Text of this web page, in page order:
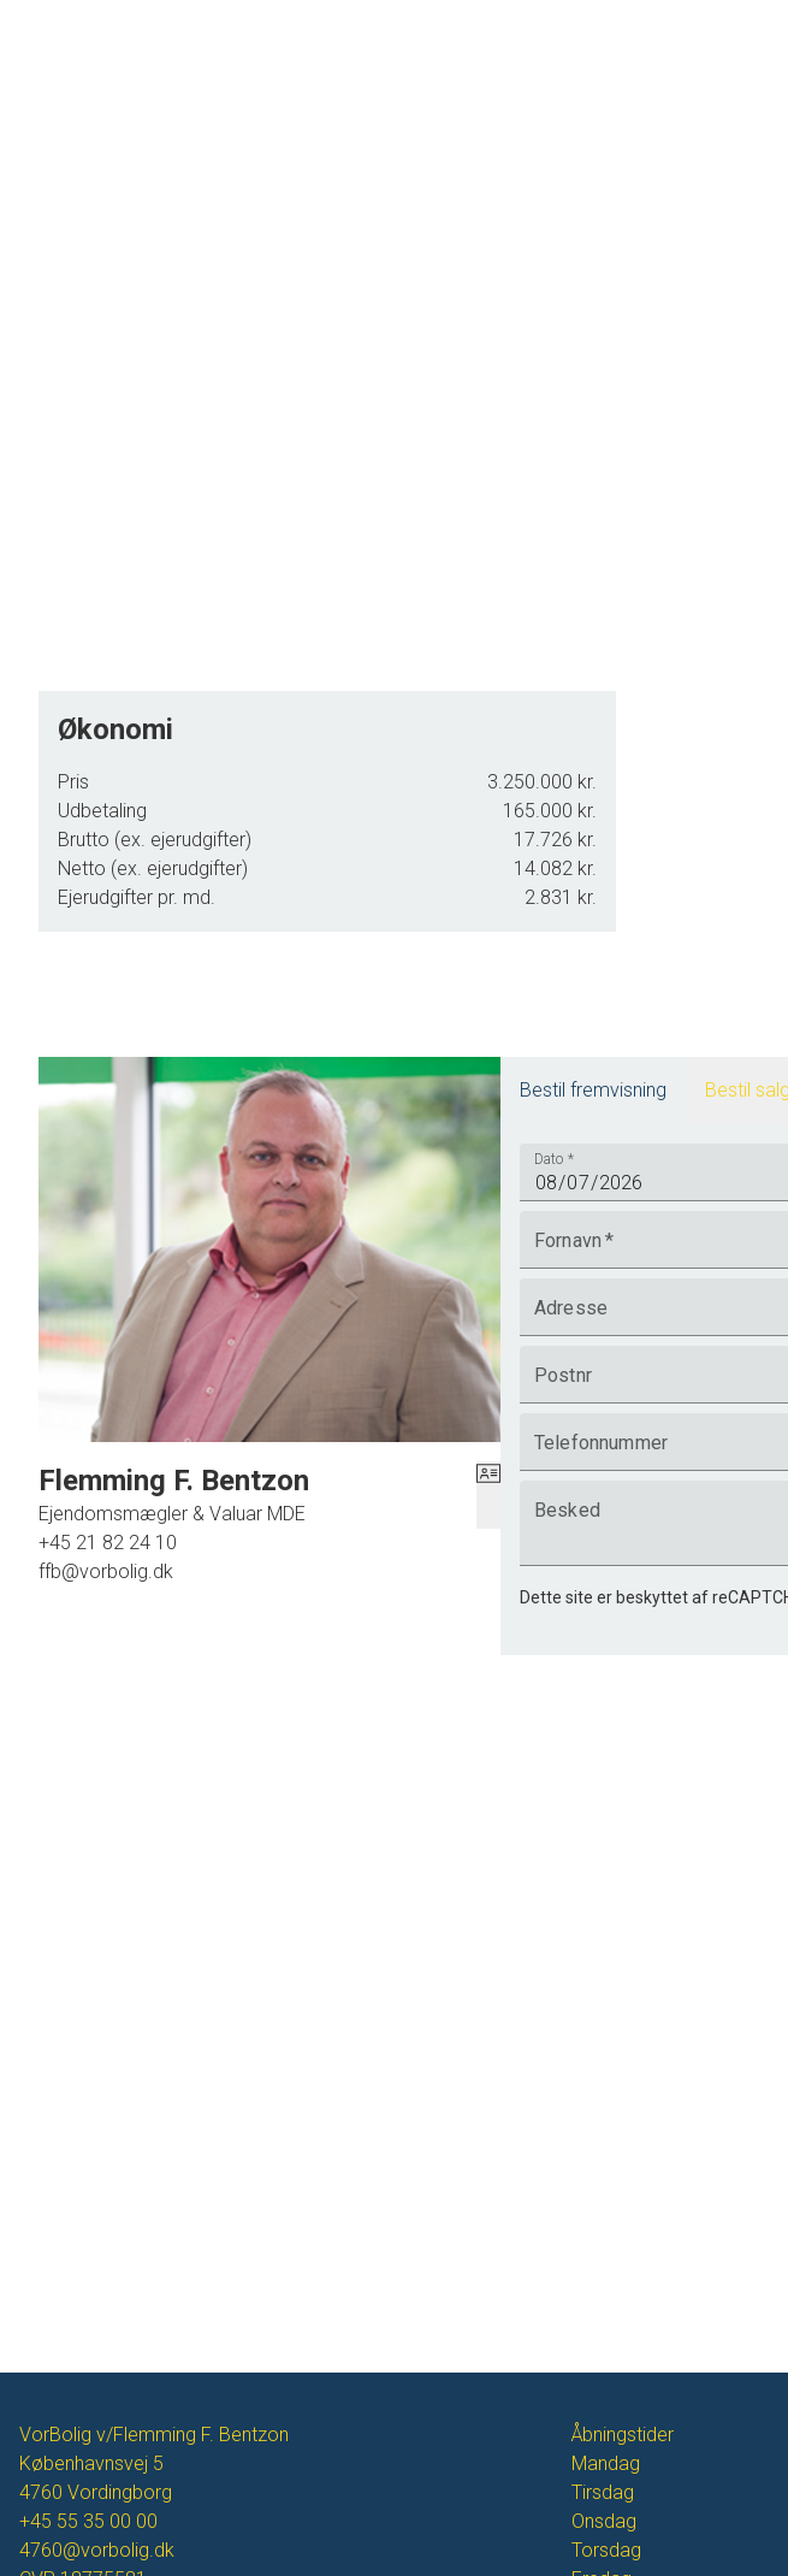
Økonomi
Pris
3.250.000 kr.
Udbetaling
165.000 kr.
Brutto (ex. ejerudgifter)
17.726 kr.
Netto (ex. ejerudgifter)
14.082 kr.
Ejerudgifter pr. md.
2.831 kr.
Flemming F. Bentzon
Ejendomsmægler & Valuar MDE
+45 21 82 24 10
ffb@vorbolig.dk
Bestil fremvisning Bestil
Dato *
Fornavn *
Adresse
Postnr
Telefonnummer
Besked
Dette site er beskyttet af
VorBolig v/Flemming F. Bentzon
Københavnsvej 5
4760 Vordingborg
+45 55 35 00 00
4760@vorbolig.dk
Åbningstider
Mandag
Tirsdag
Onsdag
Torsdag